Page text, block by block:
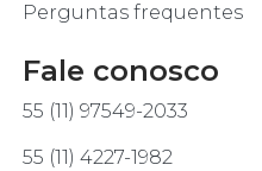
Perguntas frequentes
Fale conosco
55 (11) 97549-2033
55 (11) 4227-1982